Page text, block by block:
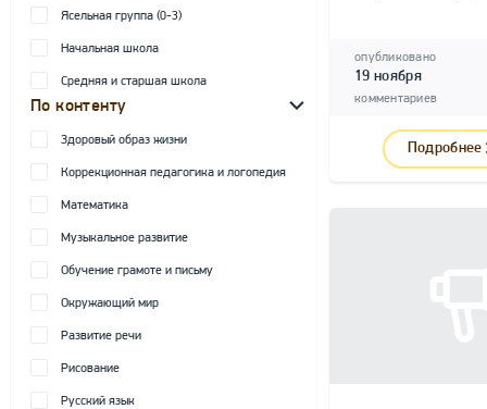
Ясельная группа (0-3)
Начальная школа
Средняя и старшая школа
По контенту
Здоровый образ жизни
Коррекционная педагогика и логопедия
Математика
Музыкальное развитие
Обучение грамоте и письму
Окружающий мир
Развитие речи
Рисование
Русский язык
опубликовано
19 ноября
комментариев
Подробнее